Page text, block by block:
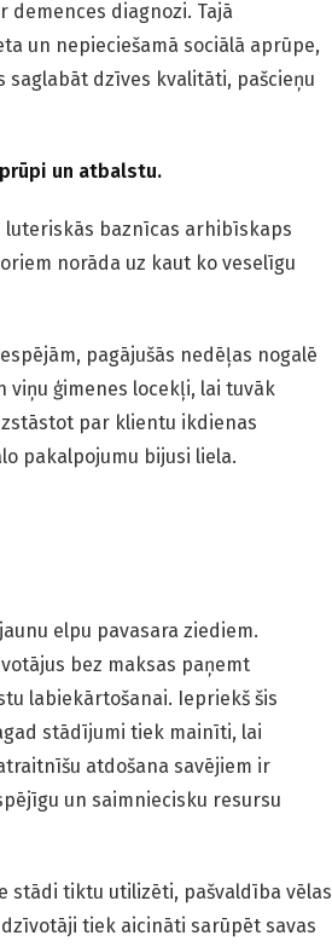
diagnozi. Tajā
un nepieciešamā sociālā aprūpe,
dzīves kvalitāti, pašcieņu
un atbalstu.
luteriskās baznīcas arhibīskaps
norāda uz kaut ko veselīgu
pagājušās nedēļas nogalē
ģimenes locekļi, lai tuvāk
par klientu ikdienas
pakalpojumu bijusi liela.
elpu pavasara ziediem.
bez maksas paņemt
labiekārtošanai. Iepriekš šis
stādījumi tiek mainīti, lai
atdošana savējiem ir
un saimniecisku resursu
stādi tiktu utilizēti, pašvaldība vēlas
tiek aicināti sarūpēt savas